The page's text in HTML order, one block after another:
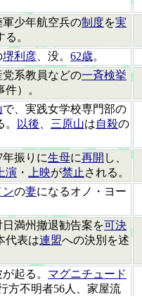
軍少年航空兵の制度を実
る。
堺利彦 、没。 62歳。
党系教員などの一斉検挙
）。
で、実践女学校専門部の
以後 三原山は自殺の
年振りに生母に再開 し、
上演 ・ 上映が禁止 される。
ンの妻になるオノ・ヨー
日満州撤退勧告案を可決
代表は連盟への決別を述
起る。 マグニチュード
方不明者56人、家屋流